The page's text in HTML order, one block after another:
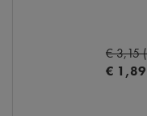
€ 3,15
€ 1,89